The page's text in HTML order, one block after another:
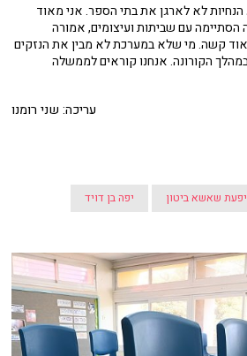
לא לארגן את בתי הספר. אני מאוד
עם שביתות ועיצומים, אמורה
קשה. מי שלא במערכת לא מבין את הנזקים
הקורונה. אנחנו קוראים לממשלה
עריכה: שני רומנו
יפעת שאשא ביטון יפה בן דויד